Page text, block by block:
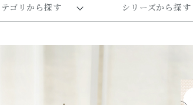
テゴリから探す シリーズから探す